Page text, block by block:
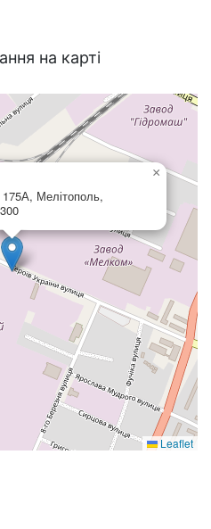
на карті
175А, Мелітополь,
×
Leaflet